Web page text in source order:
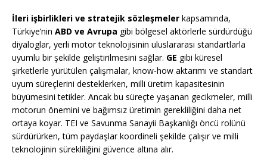
İleri işbirlikleri ve stratejik sözleşmeler kapsamında,
Türkiye’nin ABD ve Avrupa gibi bölgesel aktörlerle sürdürdüğü
diyaloglar, yerli motor teknolojisinin uluslararası standartlarla
uyumlu bir şekilde geliştirilmesini sağlar. GE gibi küresel
şirketlerle yürütülen çalışmalar, know-how aktarımı ve standart
uyum süreçlerini desteklerken, milli üretim kapasitesinin
büyümesini tetikler. Ancak bu süreçte yaşanan gecikmeler, milli
motorun önemini ve bağımsız üretimin gerekliliğini daha net
ortaya koyar. TEI ve Savunma Sanayii Başkanlığı öncü rolünü
sürdürürken, tüm paydaşlar koordineli şekilde çalışır ve milli
teknolojinin sürekliliğini güvence altına alır.